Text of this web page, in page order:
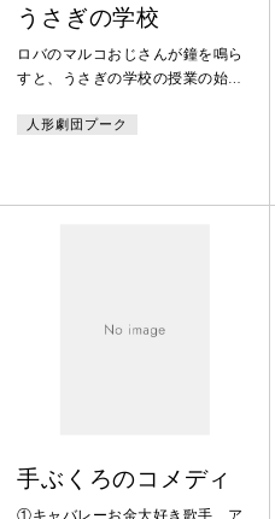
うさぎの学校
ロバのマルコおじさんが鐘を鳴ら
すと、うさぎの学校の授業の始ま
て、6匹の兄弟たちが、あわてて
い一日の生活を、躍動感あふれる
舞台でリズミカルにくりひろげて
人形劇団プーク
手ぶくろのコメディ